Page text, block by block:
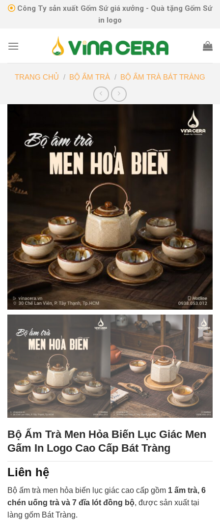
Skip Công Ty sản xuất Gốm Sứ giá xưởng - Quà tặng Gốm Sứ
in logo
TRANG CHỦ / BỘ ẤM TRÀ / BỘ ẤM TRÀ BÁT TRÀNG
Bộ Ấm Trà Men Hỏa Biến Lục Giác Men
Gấm In Logo Cao Cấp Bát Tràng
Liên hệ
Bộ ấm trà men hỏa biến lục giác cao cấp gồm 1 ấm trà, 6
chén uống trà và 7 đĩa lót đồng bộ, được sản xuất tại
làng gốm Bát Tràng.